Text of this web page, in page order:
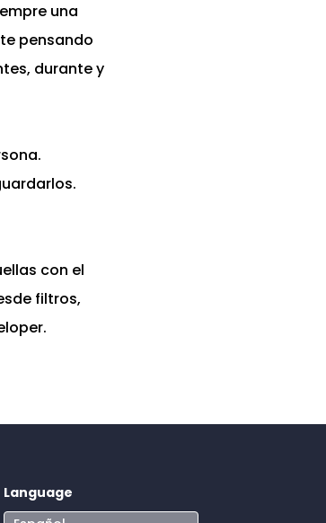
una
pensando
durante y
con el
filtros,
Language